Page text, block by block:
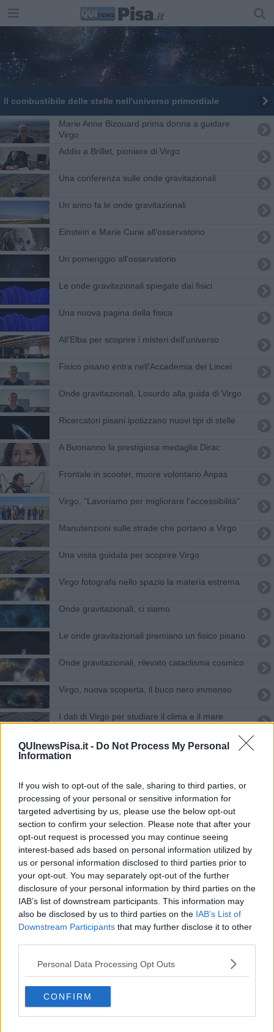
QUInewsPisa.it - Do Not Process My Personal
Information
If you wish to opt-out of the sale, sharing to third parties, or
processing of your personal or sensitive information for
targeted advertising by us, please use the below opt-out
section to confirm your selection. Please note that after your
opt-out request is processed you may continue seeing
interest-based ads based on personal information utilized by
us or personal information disclosed to third parties prior to
your opt-out. You may separately opt-out of the further
disclosure of your personal information by third parties on the
IAB’s list of downstream participants. This information may
also be disclosed by us to third parties on the IAB’s List of
Downstream Participants that may further disclose it to other
Personal Data Processing Opt Outs
CONFIRM
Il combustibile delle stelle nell'universo primordiale
Marie Anne Bizouard prima donna a guidare
Virgo
Addio a Brillet, pioniere di Virgo
Una conferenza sulle onde gravitazionali
Un anno fa le onde gravitazionali
Einstein e Marie Curie all'osservatorio
Un pomeriggio all'osservatorio
Le onde gravitazionali spiegate dai fisici
Una nuova pagina della fisica
All'Elba per scoprire i misteri dell'universo
Fisico pisano entra nell'Accademia dei Lincei
Onde gravitazionali, Losurdo alla guida di Virgo
Ricercatori pisani ipotizzano nuovi tipi di stelle
A Buonanno la prestigiosa medaglia Dirac
Frontale in scooter, muore volontario Anpas
Virgo, “Lavoriamo per migliorare l'accessibilità"
Manutenzioni sulle strade che portano a Virgo
Una visita guidata per scoprire Virgo
Virgo fotografa nello spazio la materia estrema
Onde gravitazionali, ci siamo
Le onde gravitazionali premiano un fisico pisano
Onde gravitazionali, rilevato cataclisma cosmico
Virgo, nuova scoperta, il buco nero immenso
I dati di Virgo per studiare il clima e il mare
La scienza partecipata aiuta la ricerca di Virgo
Con Virgo alla scoperta delle onde gravitazionali
Il ricordo di Franco Viegi in sala consiliare
Addio a Weiss, padre di Ligo
Dieci anni di onde gravitazionali
Lo scontro di due buchi neri per salutare Giazotto
Nobel per la fisica, a Pisa si fa festa a metà
Beffate le onde gravitazionali, niente Nobel